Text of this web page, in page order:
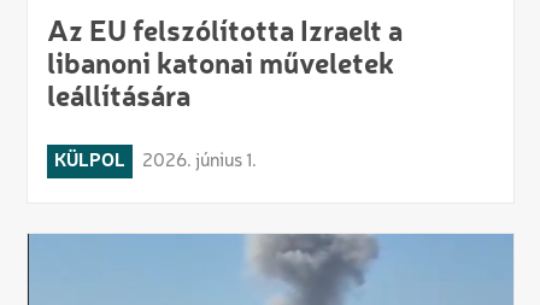
Az EU felszólította Izraelt a
libanoni katonai műveletek
leállítására
KÜLPOL 2026. június 1.